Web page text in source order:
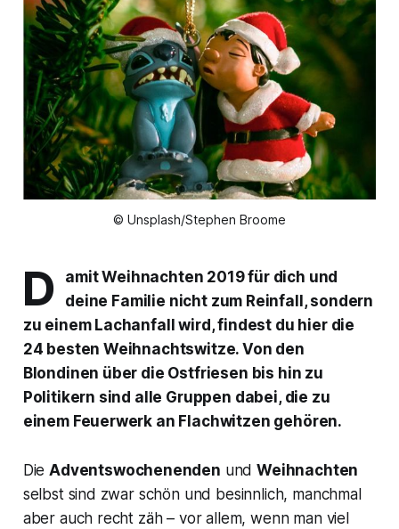
© Unsplash/Stephen Broome
D
amit Weihnachten 2019 für dich und
deine Familie nicht zum Reinfall, sondern
zu einem Lachanfall wird, findest du hier die
24 besten Weihnachtswitze. Von den
Blondinen über die Ostfriesen bis hin zu
Politikern sind alle Gruppen dabei, die zu
einem Feuerwerk an Flachwitzen gehören.
DieAdventswochenenden undWeihnachten
selbst sind zwar schön und besinnlich, manchmal
aber auch recht zäh – vor allem, wenn man viel